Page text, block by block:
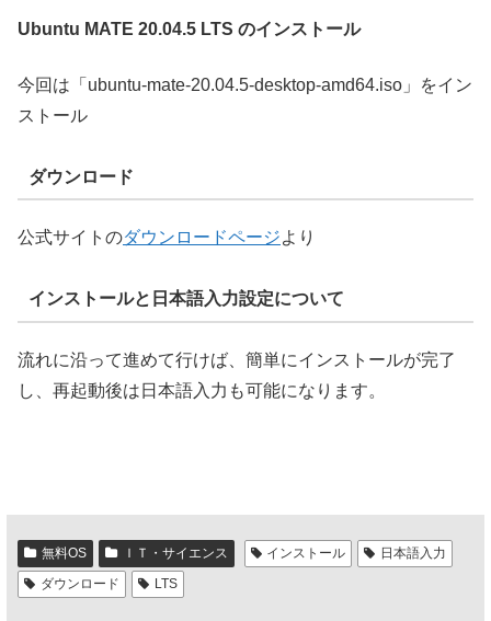
Ubuntu MATE 20.04.5 LTS のインストール
今回は「ubuntu-mate-20.04.5-desktop-amd64.iso」をイン
ストール
ダウンロード
公式サイトのダウンロードページより
インストールと日本語入力設定について
流れに沿って進めて行けば、簡単にインストールが完了
し、再起動後は日本語入力も可能になります。
無料OS ＩＴ・サイエンス インストール
日本語入力
ダウンロード
LTS